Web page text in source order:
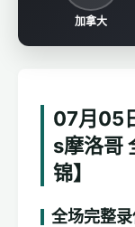
加拿大
07月05
s摩洛哥
锦】
全场完整